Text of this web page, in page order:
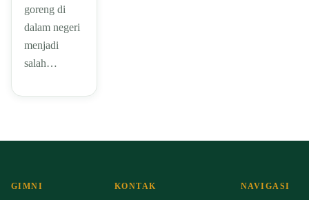
goreng di
dalam negeri
menjadi
salah…
GIMNI KONTAK NAVIGASI